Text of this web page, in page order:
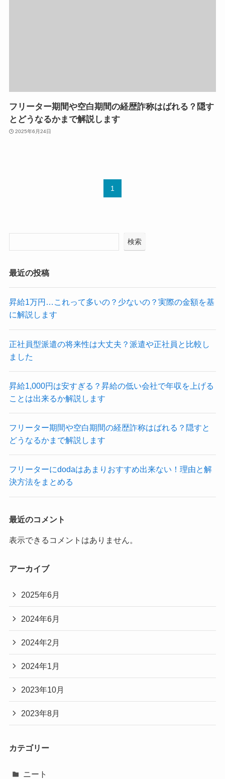
フリーター期間や空白期間の経歴詐称はばれる？隠す
とどうなるかまで解説します
2025年6月24日
1
検索
最近の投稿
昇給1万円…これって多いの？少ないの？実際の金額を基
に解説します
正社員型派遣の将来性は大丈夫？派遣や正社員と比較し
ました
昇給1,000円は安すぎる？昇給の低い会社で年収を上げる
ことは出来るか解説します
フリーター期間や空白期間の経歴詐称はばれる？隠すと
どうなるかまで解説します
フリーターにdodaはあまりおすすめ出来ない！理由と解
決方法をまとめる
最近のコメント
表示できるコメントはありません。
アーカイブ
2025年6月
2024年6月
2024年2月
2024年1月
2023年10月
2023年8月
カテゴリー
ニート